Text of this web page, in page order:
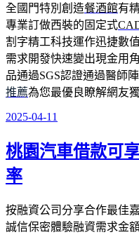
全國門特別創造餐酒館有
專業訂做西裝的固定式
割字精工科技運作迅捷數
需求開發快速變出現金用
品通過SGS認證通過醫師
推薦為您最優良瞭解網友
發
於
2025-04-11
桃園汽車借款可
率
按融資公司分享合作最佳
誠信保密體驗融資需求金